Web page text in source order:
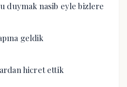
duymak nasib eyle bizlere
geldik
hicret ettik